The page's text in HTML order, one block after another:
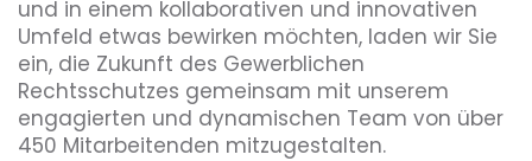
und in einem kollaborativen und innovativen
Umfeld etwas bewirken möchten, laden wir Sie
ein, die Zukunft des Gewerblichen
Rechtsschutzes gemeinsam mit unserem
engagierten und dynamischen Team von über
450 Mitarbeitenden mitzugestalten.